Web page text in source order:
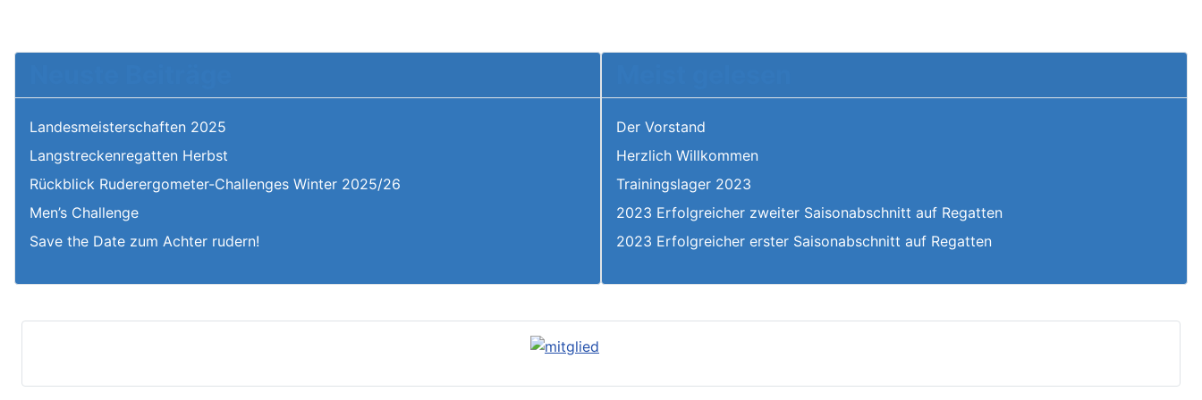
Landesmeisterschaften 2025
Langstreckenregatten Herbst
Rückblick Ruderergometer-Challenges Winter 2025/26
Men’s Challenge
Save the Date zum Achter rudern!
Der Vorstand
Herzlich Willkommen
Trainingslager 2023
2023 Erfolgreicher zweiter Saisonabschnitt auf Regatten
2023 Erfolgreicher erster Saisonabschnitt auf Regatten